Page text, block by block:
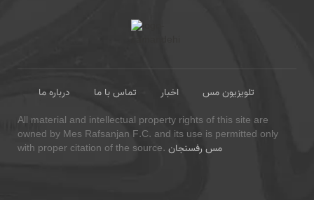
درباره ما تماس با ما اخبار
تلویزیون مس
All material and intellectual property rights of this site are
owned by Mes Rafsanjan F.C. and its use is permitted only
with proper citation of the source. مس رفسنجان